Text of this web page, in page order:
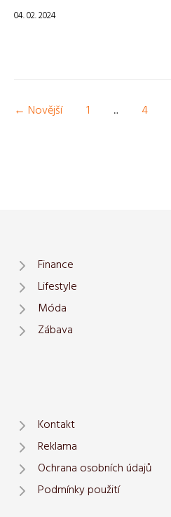
04. 02. 2024
← Novější 1 ... 4
Finance
Lifestyle
Móda
Zábava
Kontakt
Reklama
Ochrana osobních údajů
Podmínky použití